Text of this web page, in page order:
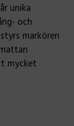
unika
och
markören
mycket